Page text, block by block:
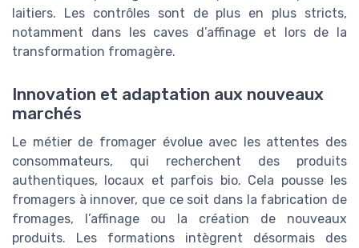
laitiers. Les contrôles sont de plus en plus stricts,
notamment dans les caves d’affinage et lors de la
transformation fromagère.
Innovation et adaptation aux nouveaux
marchés
Le métier de fromager évolue avec les attentes des
consommateurs, qui recherchent des produits
authentiques, locaux et parfois bio. Cela pousse les
fromagers à innover, que ce soit dans la fabrication de
fromages, l’affinage ou la création de nouveaux
produits. Les formations intègrent désormais des